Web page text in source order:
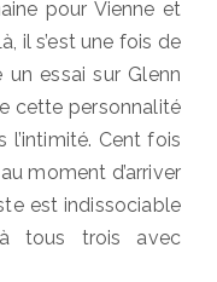
pour Vienne et
il s’est une fois de
essai sur Glenn
cette personnalité
l’intimité. Cent fois
moment d’arriver
est indissociable
tous trois avec